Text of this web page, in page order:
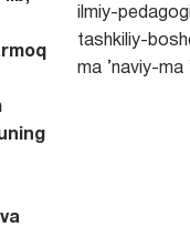
ilmiy-
tashkiliy-
ma ’naviy-ma